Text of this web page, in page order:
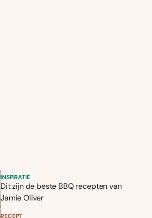
INSPIRATIE
Dit zijn de beste BBQ recepten van
Jamie Oliver
RECEPT